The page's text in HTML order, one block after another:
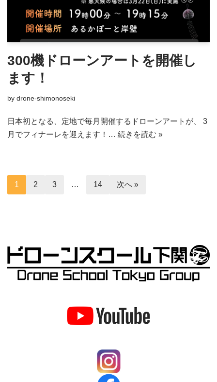
300機ドローンアートを開催し
ます！
by drone-shimonoseki
日本初となる、定地で毎月開催するドローンアートが、 3
月でフィナーレを迎えます！… 続きを読む »
1 2 3 … 14 次へ »